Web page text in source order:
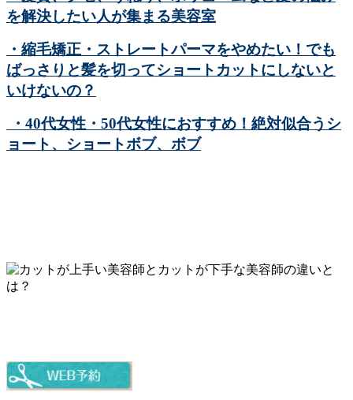
を解決したい人が集まる美容室
・縮毛矯正・ストレートパーマをやめたい！でも
ばっさりと髪を切ってショートカットにしないと
いけないの？
・40代女性・50代女性におすすめ！絶対似合うシ
ョート、ショートボブ、ボブ